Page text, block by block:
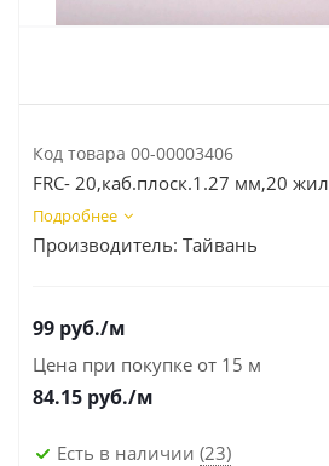
Код товара 00-00003406
FRC- 20,каб.плоск.1.27 мм,20 жил
Подробнее
Производитель: Тайвань
99 руб./м
Цена при покупке от 15 м
84.15 руб./м
Есть в наличии (23)